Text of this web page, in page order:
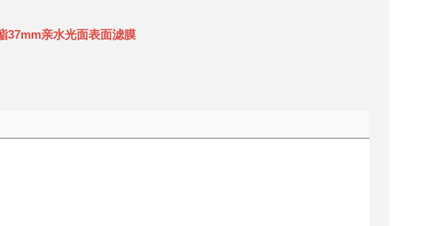
37mm亲水光面表面滤膜